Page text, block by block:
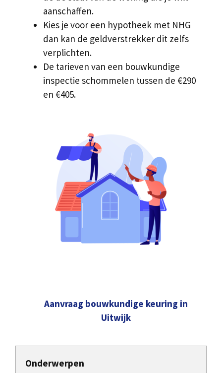
aanschaffen.
Kies je voor een hypotheek met NHG
dan kan de geldverstrekker dit zelfs
verplichten.
De tarieven van een bouwkundige
inspectie schommelen tussen de €290
en €405.
Aanvraag bouwkundige keuring in
Uitwijk
Onderwerpen